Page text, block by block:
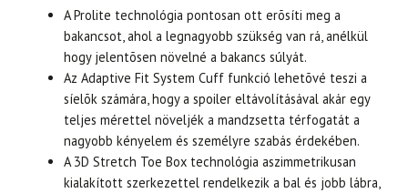
A Prolite technológia pontosan ott erõsíti meg a
bakancsot, ahol a legnagyobb szükség van rá, anélkül
hogy jelentõsen növelné a bakancs súlyát.
Az Adaptive Fit System Cuff funkció lehetõvé teszi a
síelõk számára, hogy a spoiler eltávolításával akár egy
teljes mérettel növeljék a mandzsetta térfogatát a
nagyobb kényelem és személyre szabás érdekében.
A 3D Stretch Toe Box technológia aszimmetrikusan
kialakított szerkezettel rendelkezik a bal és jobb lábra,